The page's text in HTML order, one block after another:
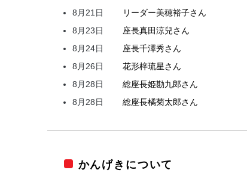
8月21日
リーダー美穂裕子さん
8月23日
座長真田涼兒さん
8月24日
座長千澤秀さん
8月26日
花形梓琉星さん
8月28日
総座長姫勘九郎さん
8月28日
総座長橘菊太郎さん
かんげきについて